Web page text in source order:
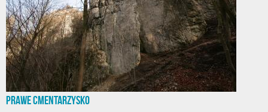
Prawe Cmentarzysko